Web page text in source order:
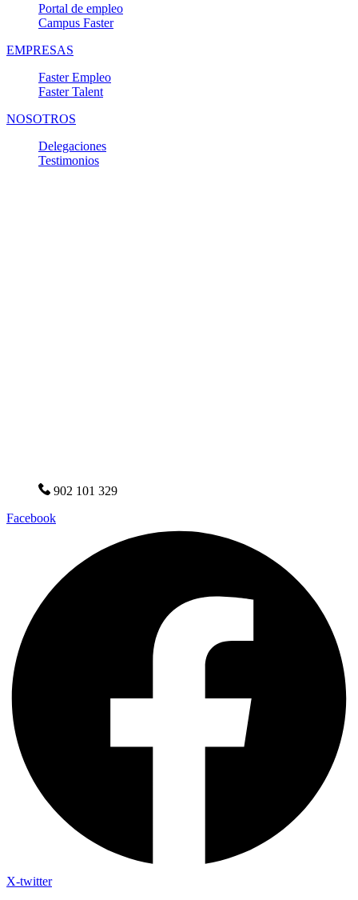
Portal de empleo
Campus Faster
EMPRESAS
Faster Empleo
Faster Talent
NOSOTROS
Delegaciones
Testimonios
902 101 329
Facebook
X-twitter